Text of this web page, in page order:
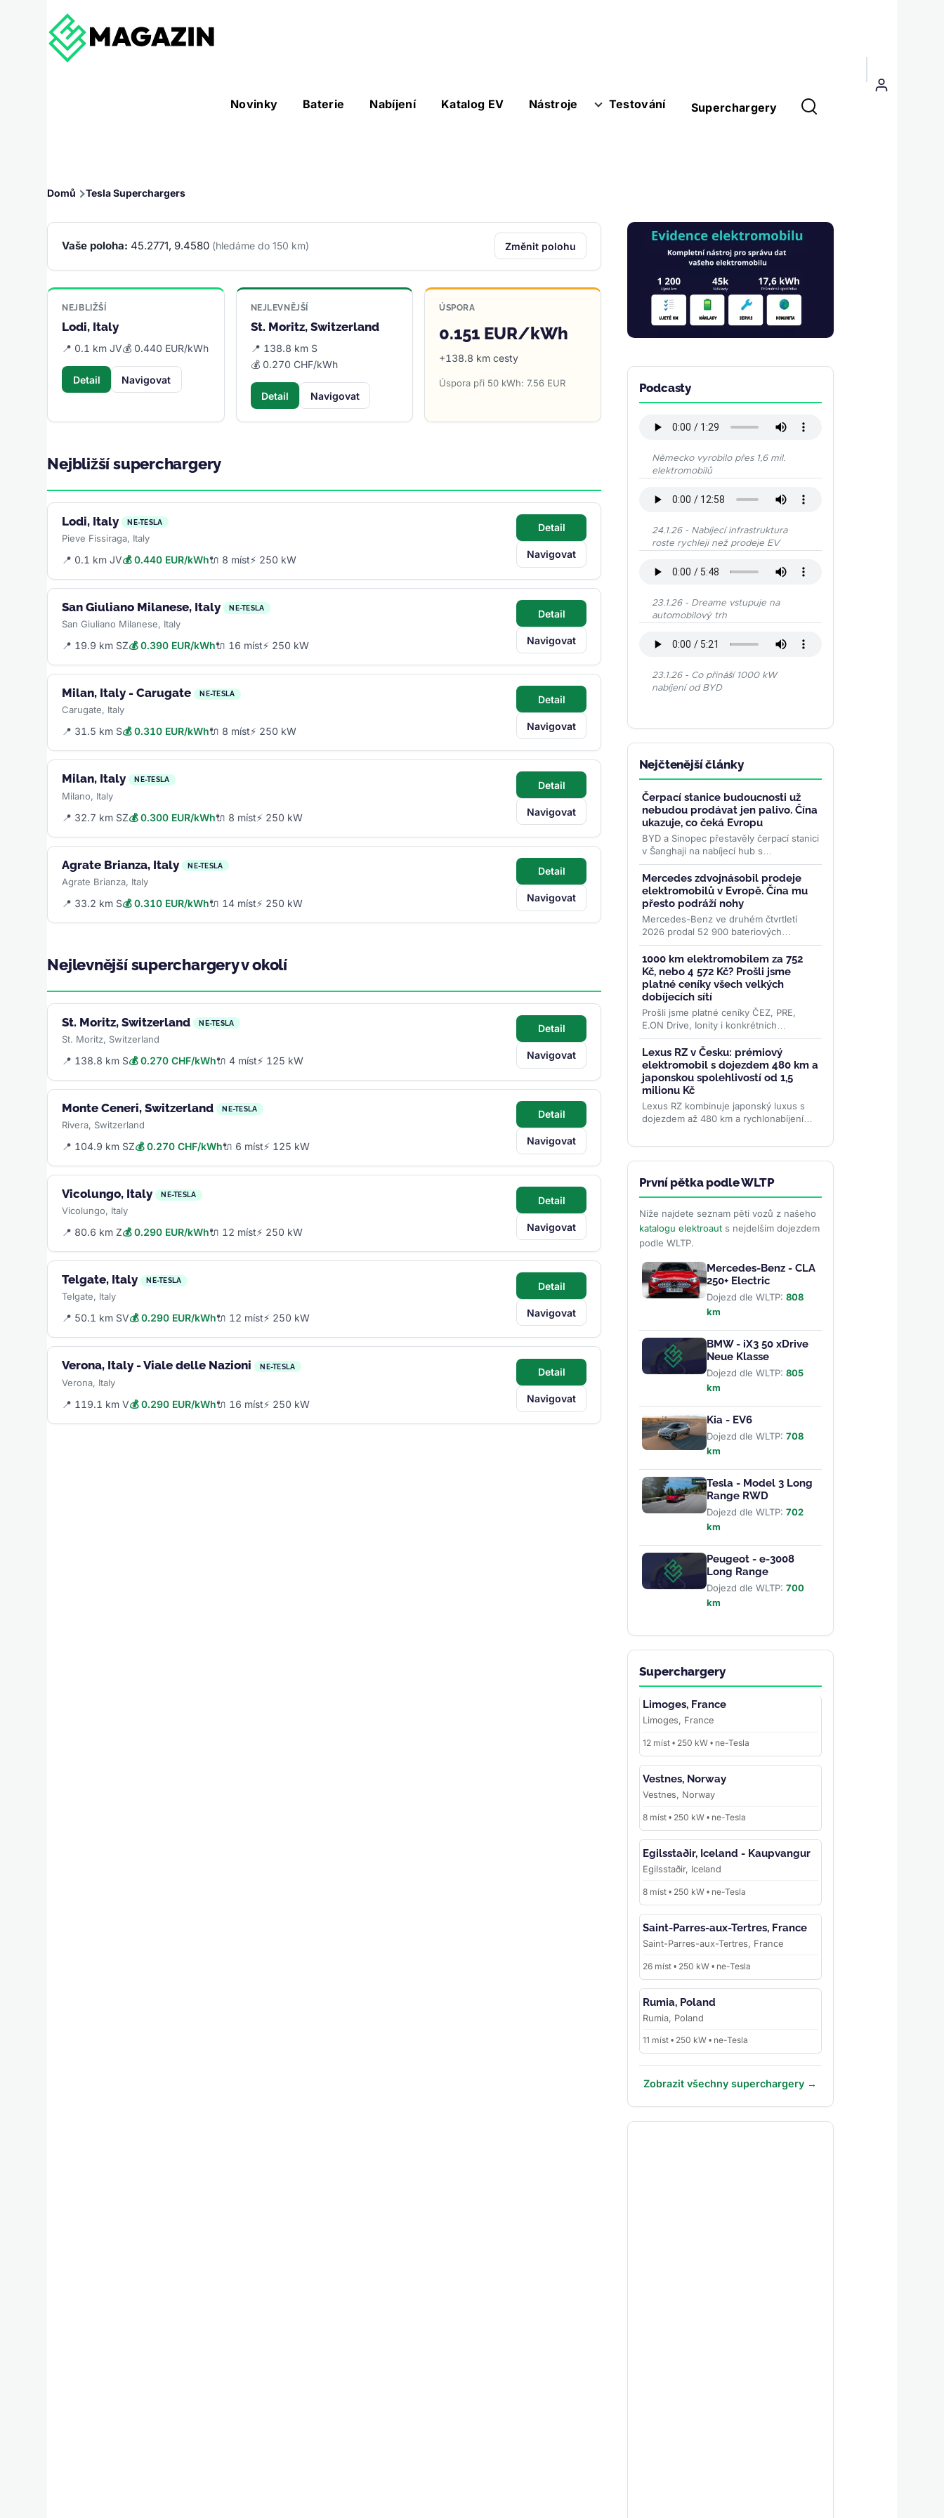
Hlavní
Novinky Baterie Nabíjení Katalog EV Nástroje
Nástroje sub-navigation Testování Superchargery
Menu
uživatelského
Drobečková
navigace
Domů Tesla Superchargers
Vaše poloha: 45.2771, 9.4580 (hledáme do 150 km) Změnit polohu
NEJBLIŽŠÍ
Lodi, Italy
📍 0.1 km JV💰 0.440 EUR/kWh
Detail Navigovat
NEJLEVNĚJŠÍ
St. Moritz, Switzerland
📍 138.8 km S
💰 0.270 CHF/kWh
Detail Navigovat
ÚSPORA
0.151 EUR/kWh
+138.8 km cesty
Úspora při 50 kWh: 7.56 EUR
Nejbližší superchargery
Lodi, Italy NE-TESLA
Pieve Fissiraga, Italy
📍 0.1 km JV💰 0.440 EUR/kWh🔌 8 míst⚡ 250 kW
Detail
Navigovat
San Giuliano Milanese, Italy NE-TESLA
San Giuliano Milanese, Italy
📍 19.9 km SZ💰 0.390 EUR/kWh🔌 16 míst⚡ 250 kW
Detail
Navigovat
Milan, Italy - Carugate NE-TESLA
Carugate, Italy
📍 31.5 km S💰 0.310 EUR/kWh🔌 8 míst⚡ 250 kW
Detail
Navigovat
Milan, Italy NE-TESLA
Milano, Italy
📍 32.7 km SZ💰 0.300 EUR/kWh🔌 8 míst⚡ 250 kW
Detail
Navigovat
Agrate Brianza, Italy NE-TESLA
Agrate Brianza, Italy
📍 33.2 km S💰 0.310 EUR/kWh🔌 14 míst⚡ 250 kW
Detail
Navigovat
Nejlevnější superchargery v okolí
St. Moritz, Switzerland NE-TESLA
St. Moritz, Switzerland
📍 138.8 km S💰 0.270 CHF/kWh🔌 4 míst⚡ 125 kW
Detail
Navigovat
Monte Ceneri, Switzerland NE-TESLA
Rivera, Switzerland
📍 104.9 km SZ💰 0.270 CHF/kWh🔌 6 míst⚡ 125 kW
Detail
Navigovat
Vicolungo, Italy NE-TESLA
Vicolungo, Italy
📍 80.6 km Z💰 0.290 EUR/kWh🔌 12 míst⚡ 250 kW
Detail
Navigovat
Telgate, Italy NE-TESLA
Telgate, Italy
📍 50.1 km SV💰 0.290 EUR/kWh🔌 12 míst⚡ 250 kW
Detail
Navigovat
Verona, Italy - Viale delle Nazioni NE-TESLA
Verona, Italy
📍 119.1 km V💰 0.290 EUR/kWh🔌 16 míst⚡ 250 kW
Detail
Navigovat
Obrázek
Podcasty
Německo vyrobilo přes 1,6 mil.
elektromobilů
24.1.26 - Nabíjecí infrastruktura
roste rychleji než prodeje EV
23.1.26 - Dreame vstupuje na
automobilový trh
23.1.26 - Co přináší 1000 kW
nabíjení od BYD
Nejčtenější články
Čerpací stanice budoucnosti už
nebudou prodávat jen palivo. Čína
ukazuje, co čeká Evropu
BYD a Sinopec přestavěly čerpací stanici
v Šanghaji na nabíjecí hub s
odpočinkovou zónou a bateriovým
úložištěm. Podobný model může...>>
Mercedes zdvojnásobil prodeje
elektromobilů v Evropě. Čína mu
přesto podráží nohy
Mercedes-Benz ve druhém čtvrtletí
2026 prodal 52 900 bateriových
elektromobilů, o 51 procent více než
před rokem. Evropa rostla o 87
procent... >>
1000 km elektromobilem za 752
Kč, nebo 4 572 Kč? Prošli jsme
platné ceníky všech velkých
dobíjecích sítí
Prošli jsme platné ceníky ČEZ, PRE,
E.ON Drive, Ionity i konkrétních
superchargerů Tesly a oficiální data ČSÚ
o cenách paliv. Rozdíl je...>>
Lexus RZ v Česku: prémiový
elektromobil s dojezdem 480 km a
japonskou spolehlivostí od 1,5
milionu Kč
Lexus RZ kombinuje japonský luxus s
dojezdem až 480 km a rychlonabíjením
nebo AWD — od 1,5 milionu Kč....>>
První pětka podle WLTP
Níže najdete seznam pěti vozů z našeho
katalogu elektroauts nejdelším dojezdem
podle WLTP.
Mercedes-Benz - CLA
250+ Electric
Dojezd dle WLTP: 808
km
BMW - iX3 50 xDrive
Neue Klasse
Dojezd dle WLTP: 805
km
Kia - EV6
Dojezd dle WLTP: 708
km
Tesla - Model 3 Long
Range RWD
Dojezd dle WLTP: 702
km
Peugeot - e-3008
Long Range
Dojezd dle WLTP: 700
km
Superchargery
Limoges, France
Limoges, France
12 míst • 250 kW • ne-Tesla
Vestnes, Norway
Vestnes, Norway
8 míst • 250 kW • ne-Tesla
Egilsstaðir, Iceland - Kaupvangur
Egilsstaðir, Iceland
8 míst • 250 kW • ne-Tesla
Saint-Parres-aux-Tertres, France
Saint-Parres-aux-Tertres, France
26 míst • 250 kW • ne-Tesla
Rumia, Poland
Rumia, Poland
11 míst • 250 kW • ne-Tesla
Zobrazit všechny superchargery →